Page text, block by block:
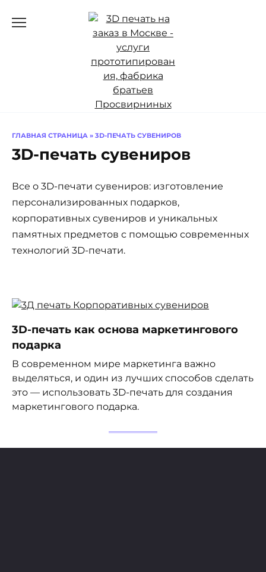
ГЛАВНАЯ СТРАНИЦА » 3D-ПЕЧАТЬ СУВЕНИРОВ
3D-печать сувениров
Все о 3D-печати сувениров: изготовление
персонализированных подарков,
корпоративных сувениров и уникальных
памятных предметов с помощью современных
технологий 3D-печати.
3D-печать как основа маркетингового
подарка
В современном мире маркетинга важно
выделяться, и один из лучших способов сделать
это — использовать 3D-печать для создания
маркетингового подарка.